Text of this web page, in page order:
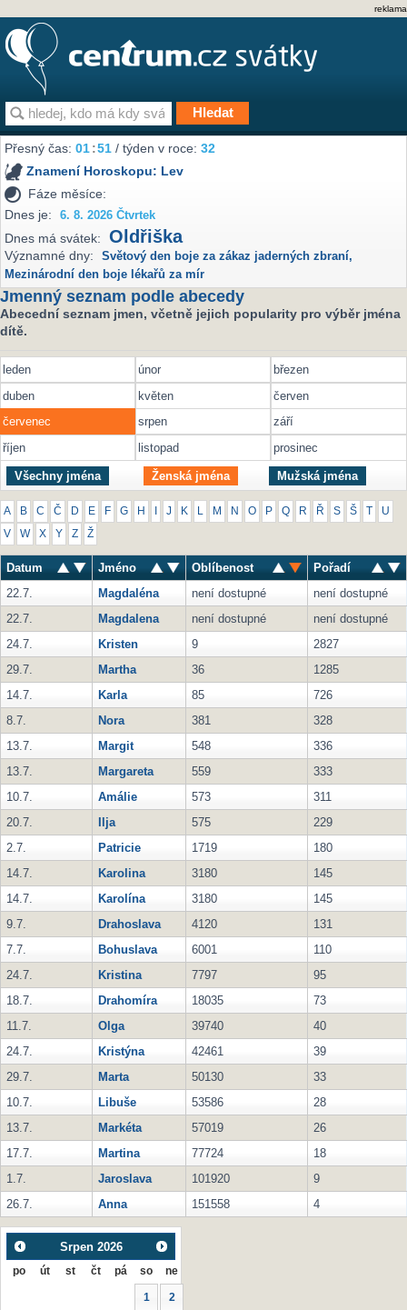
reklama
Přesný čas:01:51 / týden v roce:32
Znamení Horoskopu: Lev
Fáze měsíce:
Dnes je:
6. 8. 2026 Čtvrtek
Dnes má svátek: Oldřiška
Významné dny: Světový den boje za zákaz jaderných zbraní,
Mezinárodní den boje lékařů za mír
Jmenný seznam podle abecedy
Abecední seznam jmen, včetně jejich popularity pro výběr jména
dítě.
leden únor
březen
duben
květen
červen
červenec
srpen
září
říjen
listopad prosinec
Všechny jména Ženská jména Mužská jména
A B C Č D E F G H J K M N O P Q R Ř S Š U
V W X Y Z Ž
Datum Jméno Oblíbenost
Pořadí
22.7.
Magdaléna není dostupné
není dostupné
22.7.
Magdalena není dostupné
není dostupné
24.7.
Kristen 9
2827
29.7.
Martha 36
1285
14.7.
Karla 85
726
8.7.
Nora 381
328
13.7.
Margit 548
336
13.7.
Margareta 559
333
10.7.
Amálie 573
311
20.7.
Ilja 575
229
2.7.
Patricie 1719
180
14.7.
Karolina 3180
145
14.7.
Karolína 3180
145
9.7.
Drahoslava 4120
131
7.7.
Bohuslava 6001
110
24.7.
Kristina 7797
95
18.7.
Drahomíra 18035
73
11.7.
Olga 39740
40
24.7.
Kristýna 42461
39
29.7.
Marta 50130
33
10.7.
Libuše 53586
28
13.7.
Markéta 57019
26
17.7.
Martina 77724
18
1.7.
Jaroslava 101920
9
26.7.
Anna 151558 4
Srpen 2026
po út st čt pá so ne
1 2